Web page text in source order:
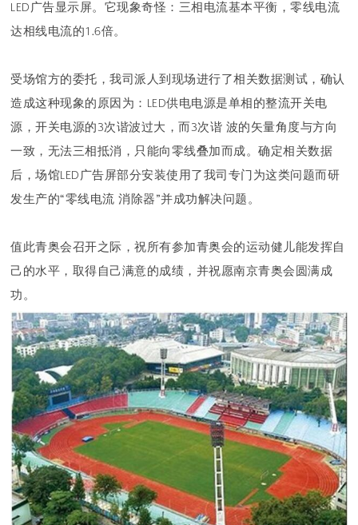
LED广告显示屏。它现象奇怪：三相电流基本平衡，零线电流
达相线电流的1.6倍。
受场馆方的委托，我司派人到现场进行了相关数据测试，确认
造成这种现象的原因为：LED供电电源是单相的整流开关电
源，开关电源的3次谐波过大，而3次谐 波的矢量角度与方向
一致，无法三相抵消，只能向零线叠加而成。确定相关数据
后，场馆LED广告屏部分安装使用了我司专门为这类问题而研
发生产的“零线电流 消除器”并成功解决问题。
值此青奥会召开之际，祝所有参加青奥会的运动健儿能发挥自
己的水平，取得自己满意的成绩，并祝愿南京青奥会圆满成
功。